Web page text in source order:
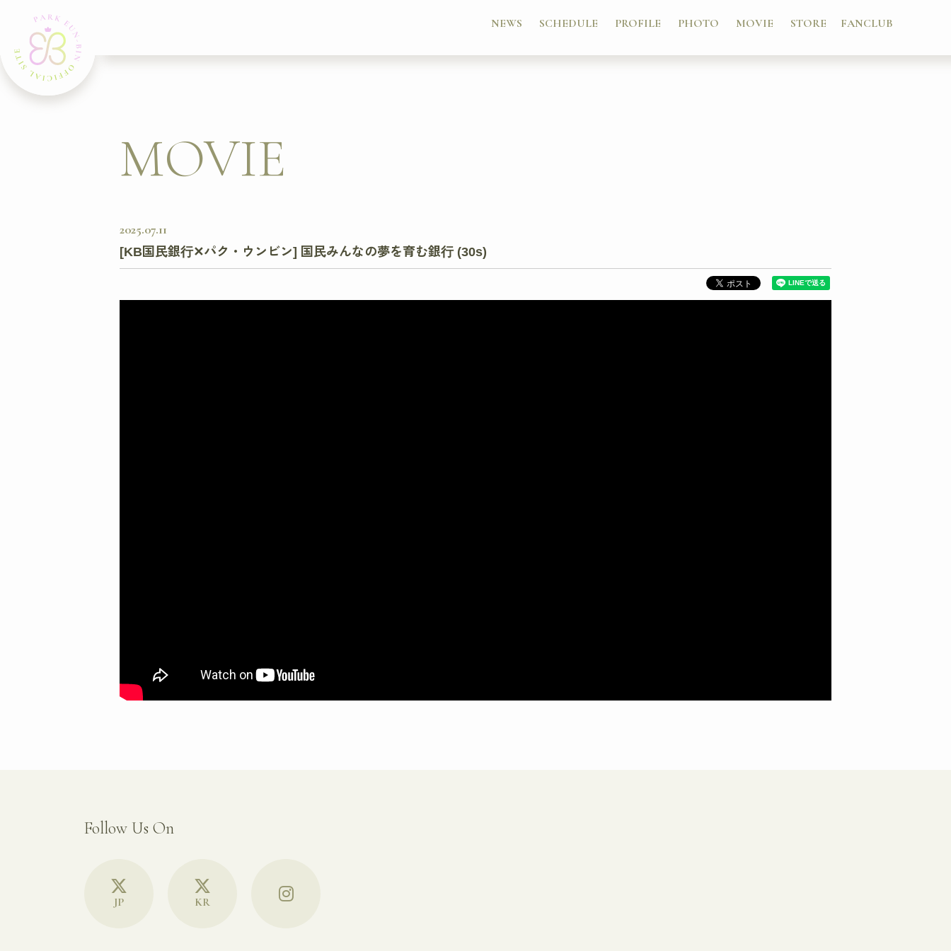
NEWS SCHEDULE PROFILE PHOTO MOVIE STORE FANCLUB
MOVIE
2025 07 11
[KB国民銀行✕パク・ウンビン] 国民みんなの夢を育む銀行 (30s)
Follow Us On
JP KR